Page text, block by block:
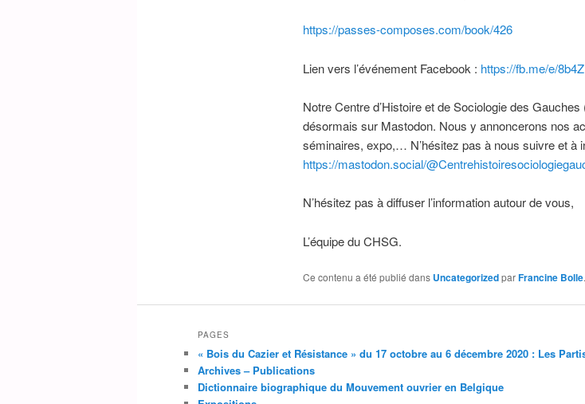
https://passes-composes.com/book/426
Lien vers l’événement Facebook : https://fb.me/e/
Notre Centre d’Histoire et de Sociologie des
désormais sur Mastodon. Nous y annoncerons nos
séminaires, expo,… N’hésitez pas à nous suivre et à
https://mastodon.social/
N’hésitez pas à diffuser l’information autour de vous,
L’équipe du CHSG.
Ce contenu a été publié dans UncategorizedparFrancine Bolle
PAGES
« Bois du Cazier et Résistance » du 17 octobre au 6 décembre 2020 : Les
Archives – Publications
Dictionnaire biographique du Mouvement ouvrier en Belgique